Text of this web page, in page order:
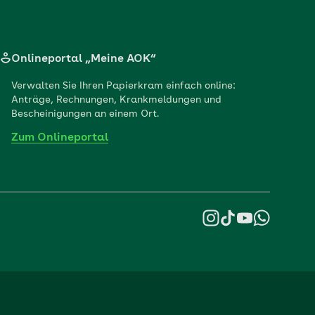
Onlineportal „Meine AOK“
Verwalten Sie Ihren Papierkram einfach online:
Anträge, Rechnungen, Krankmeldungen und
Bescheinigungen an einem Ort.
Zum Onlineportal